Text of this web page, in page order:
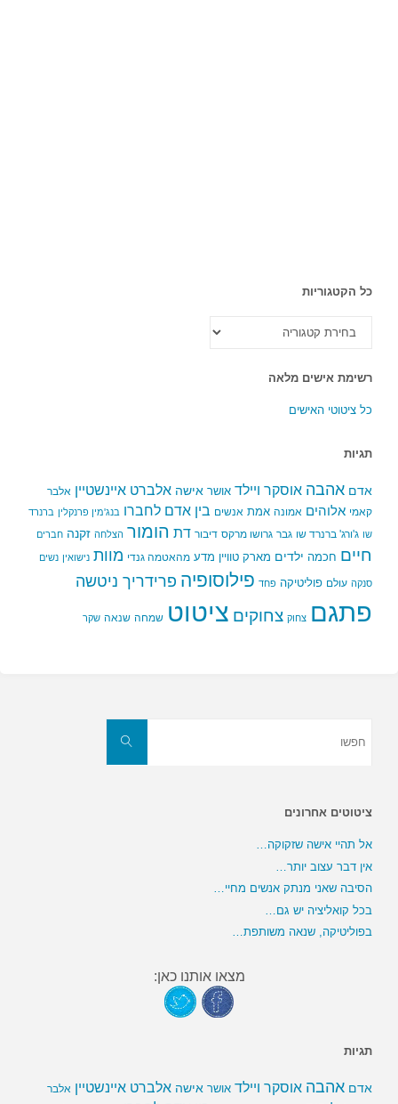
כל הקטגוריות
הקטגוריות
רשימת אישים מלאה
כל ציטוטי האישים
תגיות
אדם אהבה אוסקר ויילד אושר אישה אלברט איינשטיין אלבר
קאמי אלוהים אמונה אמת אנשים בין אדם לחברו בנג'מין פרנקלין ברנרד
שו ג'ורג' ברנרד שו גבר גרושו מרקס דיבור דת הומור הצלחה זקנה חברים
חיים חכמה ילדים מארק טוויין מדע מהאטמה גנדי מוות נישואין נשים
סנקה עולם פוליטיקה פחד פילוסופיה פרידריך ניטשה
פתגם צחוק צחוקים ציטוט שמחה שנאה שקר
חפשו
ציטוטים אחרונים
אל תהיי אישה שזקוקה…
אין דבר עצוב יותר…
הסיבה שאני מנתק אנשים מחיי…
בכל קואליציה יש גם…
בפוליטיקה, שנאה משותפת…
מצאו אותנו כאן:
תגיות
אדם אהבה אוסקר ויילד אושר אישה אלברט איינשטיין אלבר